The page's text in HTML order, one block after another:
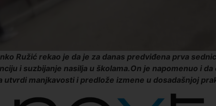
Ružić rekao je da je za danas predviđena prva
i suzbijanje nasilja u školama.On je napomenuo i da
utvrdi manjkavosti i predlože izmene u dosadašnjoj